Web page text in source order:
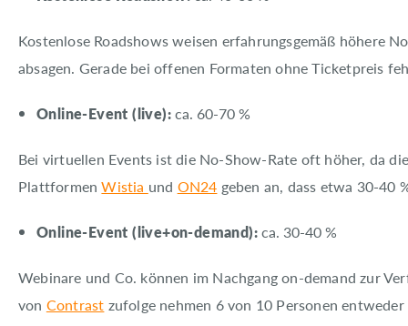
Kostenlose Roadshows weisen erfahrungsgemäß höhere
absagen. Gerade bei offenen Formaten ohne Ticketpreis
Online-Event (live):ca. 60-70 %
Bei virtuellen Events ist die No-Show-Rate oft höher, da
PlattformenWistia und ON24 geben an, dass etwa 30-40
Online-Event (live+on-demand):ca. 30-40 %
Webinare und Co. können im Nachgang on-demand zur
von Contrast zufolge nehmen 6 von 10 Personen